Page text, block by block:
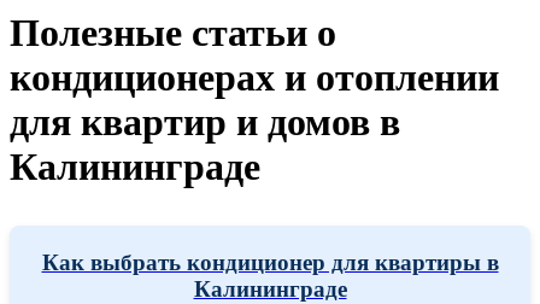
Полезные статьи о
кондиционерах и отоплении
для квартир и домов в
Калининграде
Как выбрать кондиционер для квартиры в
Калининграде